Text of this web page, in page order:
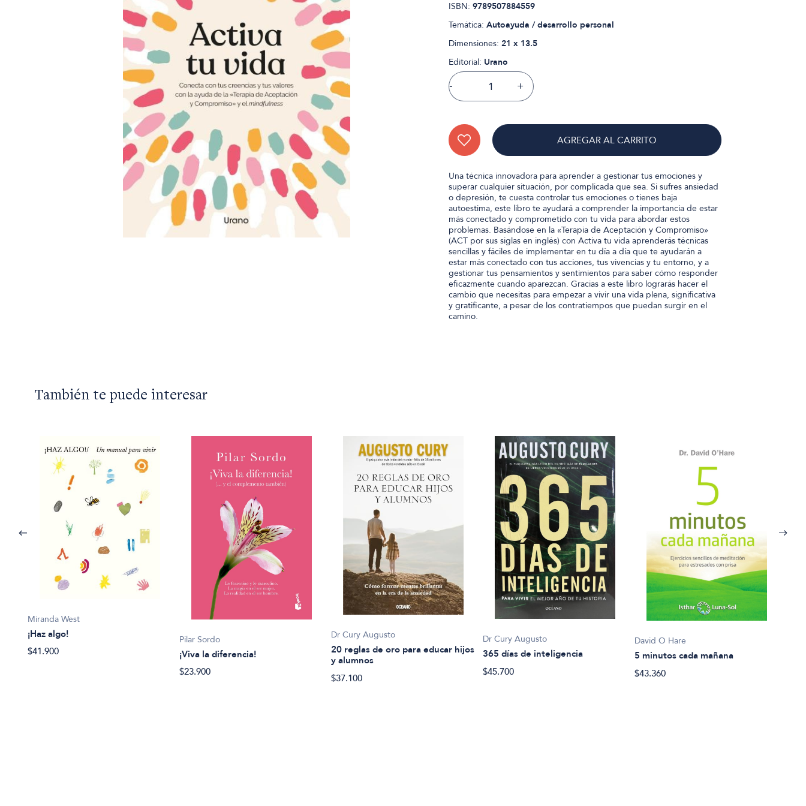
ISBN: 9789507884559
Temática: Autoayuda / desarrollo personal
Dimensiones: 21 x 13.5
Editorial: Urano
- +
AGREGAR AL CARRITO
Una técnica innovadora para aprender a gestionar tus emociones y
superar cualquier situación, por complicada que sea. Si sufres ansiedad
o depresión, te cuesta controlar tus emociones o tienes baja
autoestima, este libro te ayudará a comprender la importancia de estar
más conectado y comprometido con tu vida para abordar estos
problemas. Basándose en la «Terapia de Aceptación y Compromiso»
(ACT por sus siglas en inglés) con Activa tu vida aprenderás técnicas
sencillas y fáciles de implementar en tu día a día que te ayudarán a
estar más conectado con tus acciones, tus vivencias y tu entorno, y a
gestionar tus pensamientos y sentimientos para saber cómo responder
eficazmente cuando aparezcan. Gracias a este libro lograrás hacer el
cambio que necesitas para empezar a vivir una vida plena, significativa
y gratificante, a pesar de los contratiempos que puedan surgir en el
camino.
También te puede interesar
Miranda West
¡Haz algo!
$41.900
Pilar Sordo
¡Viva la diferencia!
$23.900
Dr Cury Augusto
20 reglas de oro para educar hijos
y alumnos
$37.100
Dr Cury Augusto
365 días de inteligencia
$45.700
David O Hare
5 minutos cada mañana
$43.360